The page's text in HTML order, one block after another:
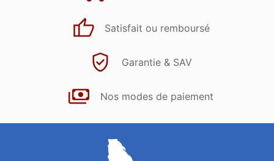
Satisfait ou remboursé
Garantie & SAV
Nos modes de paiement